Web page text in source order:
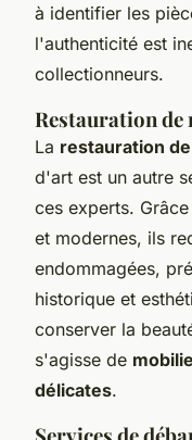
à identifier les
l'authenticité est
collectionneurs.
Restauration de
La restauration
d'art est un autre
ces experts.
et modernes, ils
endommagées,
historique et
conserver la
s'agisse de
délicates.